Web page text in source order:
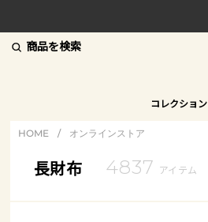
商品を検索
コレクション
HOME / オンラインストア
長財布 4837 アイテム